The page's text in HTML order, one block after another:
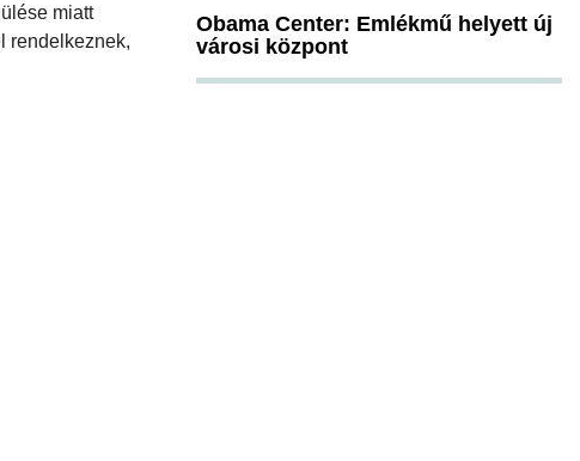
miatt
rendelkeznek,
Obama Center: Emlékmű helyett új
városi központ